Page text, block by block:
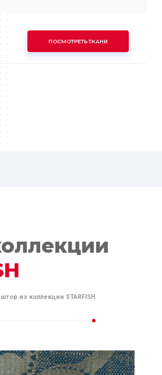
ПОСМОТРЕТЬ ТКАНИ
из коллекции STARFISH